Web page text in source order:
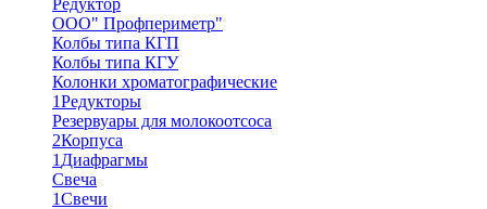
Редуктор
ООО" Профпериметр"
Колбы типа КГП
Колбы типа КГУ
Колонки хроматографические
1Редукторы
Резервуары для молокоотсоса
2Корпуса
1 Диафрагмы
Свеча
1Свечи